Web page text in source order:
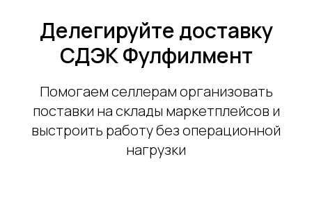
Делегируйте доставку
СДЭК Фулфилмент
Помогаем селлерам организовать
поставки на склады маркетплейсов и
выстроить работу без операционной
нагрузки